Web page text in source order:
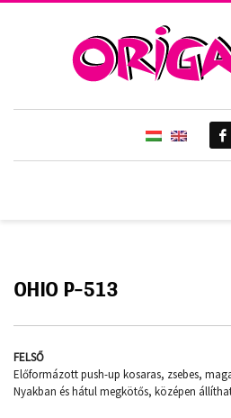
OHIO P-513
FELSŐ
Előformázott push-up kosaras, zsebes,
Nyakban és hátul megkötős, középen